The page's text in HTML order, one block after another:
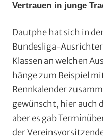
Vertrauen in junge
Dautphe hat sich in
Bundesliga-
Klassen an welchen
hänge zum Beispiel
Rennkalender
gewünscht, hier auch
aber es gab
der